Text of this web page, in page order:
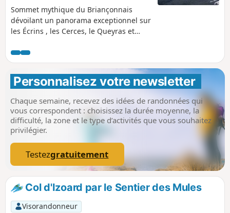
Sommet mythique du Briançonnais
dévoilant un panorama exceptionnel sur
les Écrins , les Cerces, le Queyras et
partie hors sentier dans les éboulis,
pentes soutenues, passages aériens.
Personnalisez votre newsletter
Chaque semaine, recevez des idées de randonnées qui
vous correspondent : choisissez la durée moyenne, la
difficulté, la zone et le type d’activités que vous souhaitez
privilégier.
Testezgratuitement
Col d'Izoard par le Sentier des Mules
Visorandonneur